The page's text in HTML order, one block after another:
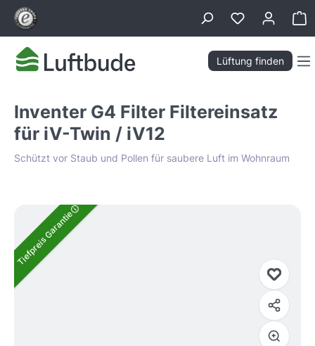
springen
Lüftung finden
Inventer G4 Filter Filtereinsatz
für iV-Twin / iV12
Schützt vor Staub und Pollen für saubere Luft im Wohnraum
Bildergalerie überspringen
Tiefpreis Garantie